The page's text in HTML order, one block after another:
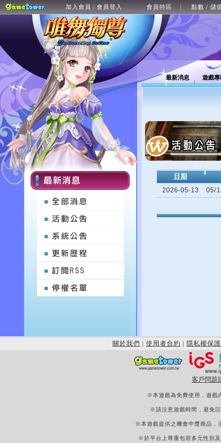
加入會員 | 會員登入 會員特區 點數 / 儲
最新消息 遊戲
日期
2026-05-13
05/
關於我們 | 使用者合約 | 隱私權保護
客戶問題
※本遊戲為免費使用，遊戲
※請注意遊戲時間，避免
※本遊戲提供之機會中獎商品，
※於平台上尊重包容多元性別